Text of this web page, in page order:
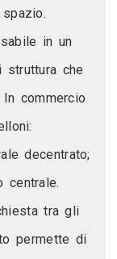
in un
struttura che
commercio
decentrato;
centrale.
tra gli
permette di